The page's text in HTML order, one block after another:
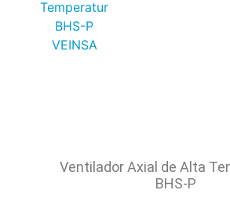
Ventilador Axial de Alta
BHS-P